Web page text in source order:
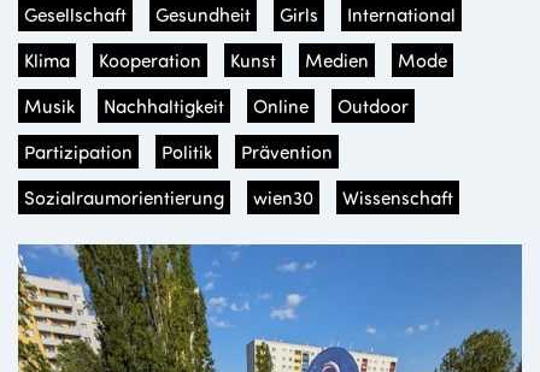
Gesellschaft
Gesundheit Girls
International
Klima
Kooperation Kunst Medien
Mode
Musik
Nachhaltigkeit Online
Outdoor
Partizipation
Politik
Prävention
Sozialraumorientierung
wien30 Wissenschaft